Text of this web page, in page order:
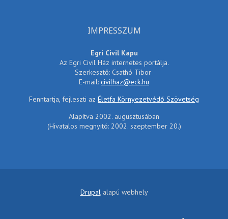
IMPRESSZUM
Egri Civil Kapu
Az Egri Civil Ház internetes portálja.
Szerkesztő: Csathó Tibor
E-mail: civilhaz@eck.hu
Fenntartja, fejleszti az Életfa Környezetvédő Szövetség
Alapítva 2002. augusztusában
(Hivatalos megnyitó: 2002. szeptember 20.)
Drupalalapú webhely